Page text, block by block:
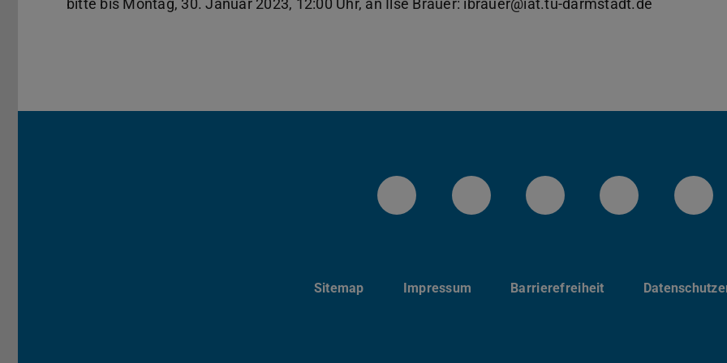
bitte bis Montag, 30. Januar 2023, 12:00 Uhr, an Ilse Brauer: ibrauer@iat.tu-darmstadt.de
LinkedIn-Seite der TU Darmstadt
Instagram-Kanal der TU
Bluesky-Kanal der
Sitemap Impressum Barrierefreiheit